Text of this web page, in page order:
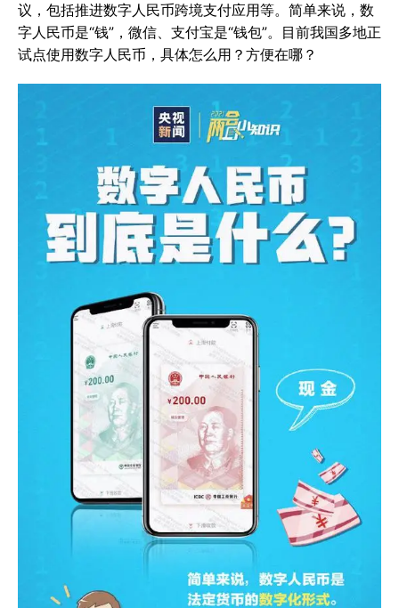
议，包括推进数字人民币跨境支付应用等。简单来说，数
字人民币是“钱”，微信、支付宝是“钱包”。目前我国多地正
试点使用数字人民币，具体怎么用？方便在哪？